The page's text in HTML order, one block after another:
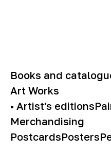
Books and
Art Works
• Artist's editions
Merchandising
PostcardsPosters